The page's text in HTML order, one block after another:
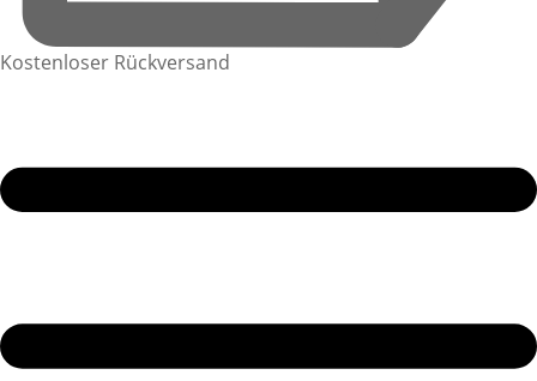
Kostenloser Rückversand